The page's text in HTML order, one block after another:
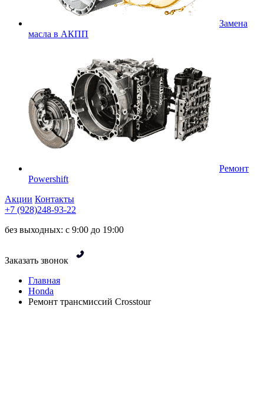
Замена
масла в АКПП
Ремонт
Powershift
Акции Контакты
+7 (928)248-93-22
без выходных: с 9:00 до 19:00
Заказать звонок
Главная
Honda
Ремонт трансмиссий Crosstour